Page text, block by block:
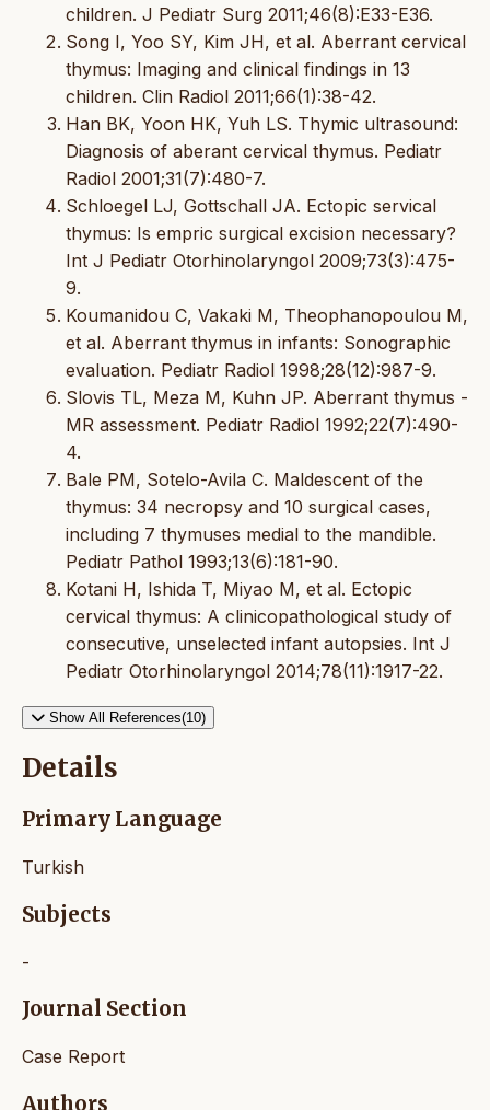
children. J Pediatr Surg 2011;46(8):E33-E36.
Song I, Yoo SY, Kim JH, et al. Aberrant cervical
thymus: Imaging and clinical findings in 13
children. Clin Radiol 2011;66(1):38-42.
Han BK, Yoon HK, Yuh LS. Thymic ultrasound:
Diagnosis of aberant cervical thymus. Pediatr
Radiol 2001;31(7):480-7.
Schloegel LJ, Gottschall JA. Ectopic servical
thymus: Is empric surgical excision necessary?
Int J Pediatr Otorhinolaryngol 2009;73(3):475-
9.
Koumanidou C, Vakaki M, Theophanopoulou M,
et al. Aberrant thymus in infants: Sonographic
evaluation. Pediatr Radiol 1998;28(12):987-9.
Slovis TL, Meza M, Kuhn JP. Aberrant thymus -
MR assessment. Pediatr Radiol 1992;22(7):490-
4.
Bale PM, Sotelo-Avila C. Maldescent of the
thymus: 34 necropsy and 10 surgical cases,
including 7 thymuses medial to the mandible.
Pediatr Pathol 1993;13(6):181-90.
Kotani H, Ishida T, Miyao M, et al. Ectopic
cervical thymus: A clinicopathological study of
consecutive, unselected infant autopsies. Int J
Pediatr Otorhinolaryngol 2014;78(11):1917-22.
Show All References(10)
Details
Primary Language
Turkish
Subjects
-
Journal Section
Case Report
Authors